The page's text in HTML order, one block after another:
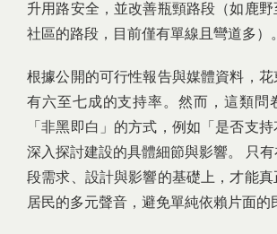
升用路安全，並改善瓶頸路段（如鹿
社區的路段，目前僅有單線且彎道多）
根據公開的可行性報告與媒體資料，
有六至七成的支持率。然而，這類問
「非黑即白」的方式，例如「是否支
深入探討建設的具體細節與影響。 只
段需求、設計與影響的基礎上，才能
居民的多元聲音，避免單純依賴片面的